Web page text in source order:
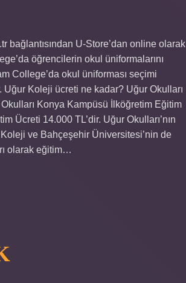
bağlantısından U-Store’dan online olarak
öğrencilerin okul üniformalarını
College’da okul üniforması seçimi
Uğur Koleji ücreti ne kadar? Uğur Okulları
Konya Kampüsü İlköğretim Eğitim
Ücreti 14.000 TL’dir. Uğur Okulları’nın
ve Bahçeşehir Üniversitesi’nin de
olarak eğitim…